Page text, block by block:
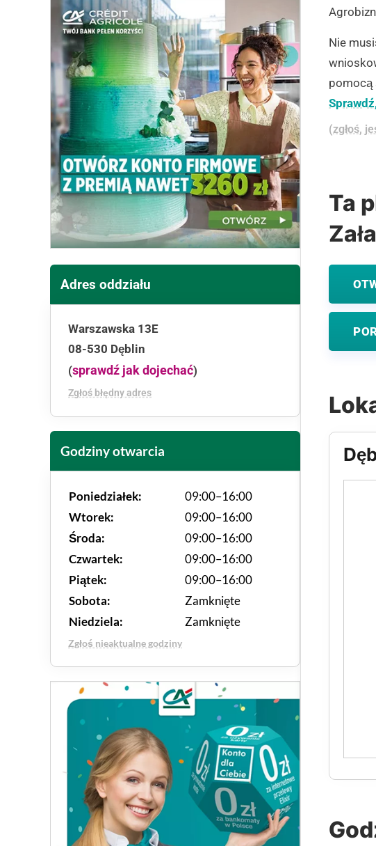
Adres oddziału
Warszawska 13E
08-530 Dęblin
(sprawdź jak dojechać)
Zgłoś błędny adres
Godziny otwarcia
Poniedziałek:
09:00–16:00
Wtorek:
09:00–16:00
Środa:
09:00–16:00
Czwartek:
09:00–16:00
Piątek:
09:00–16:00
Sobota:
Zamknięte
Niedziela:
Zamknięte
Zgłoś nieaktualne godziny
Nie
pomocą
(zgłoś,
Ta